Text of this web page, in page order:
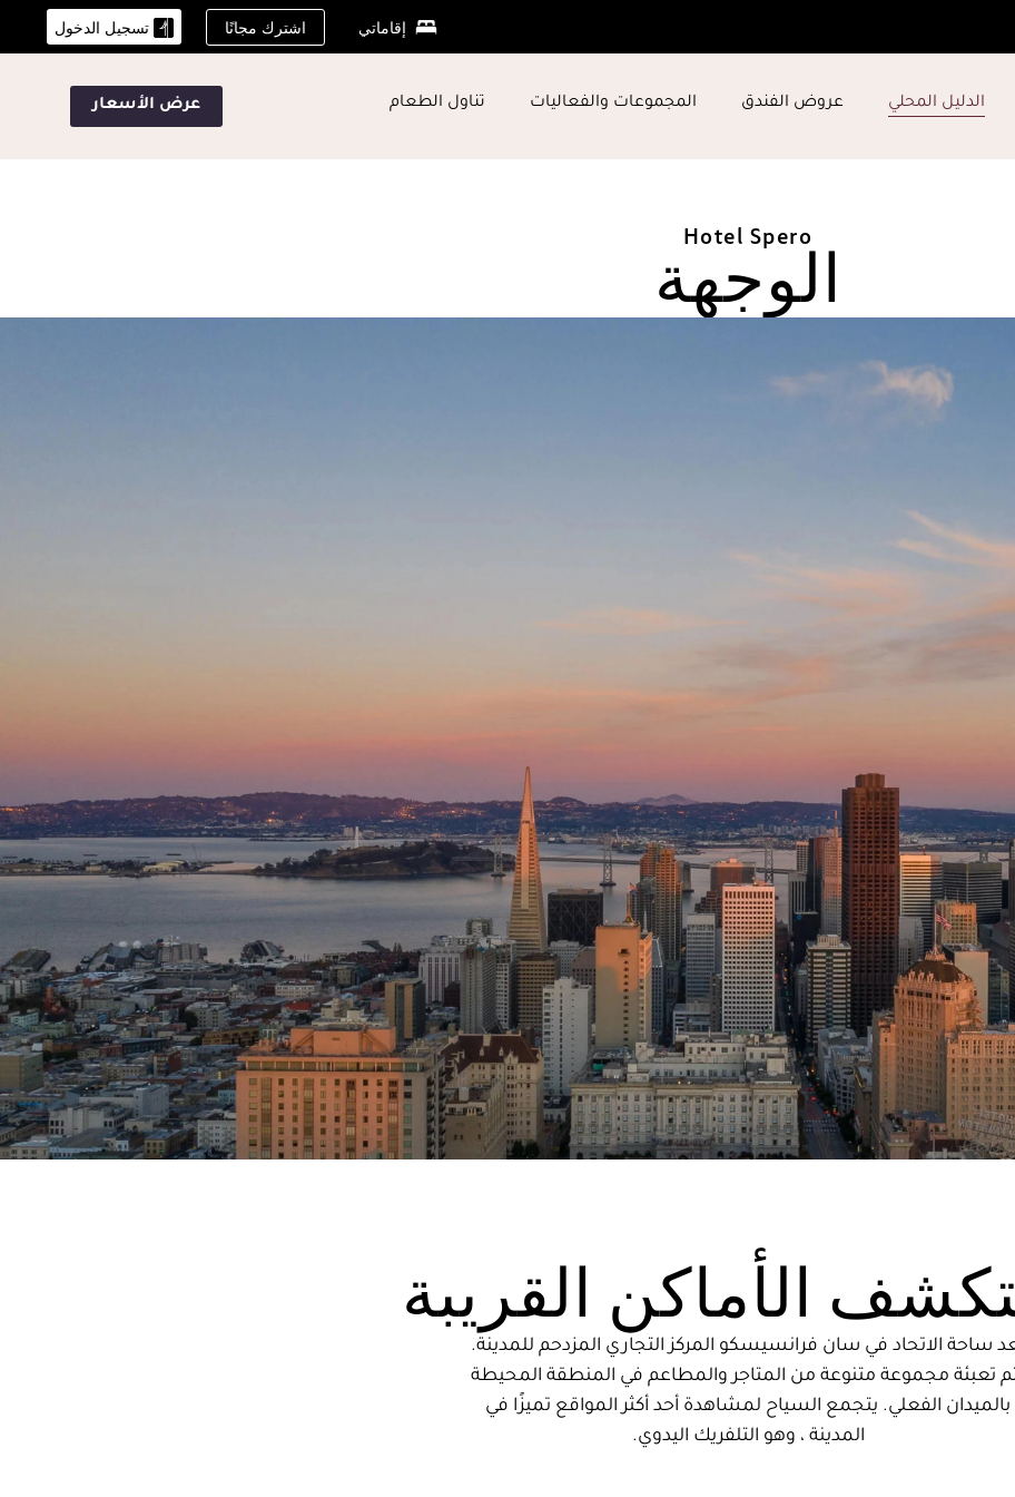
إقاماتي اشترك مجانًا تسجيل الدخول
الدليل المحلي عروض الفندق المجموعات والفعاليات تناول الطعام عرض الأسعار
Hotel Spero
الوجهة
الأماكن القريبة
ساحة الاتحاد في سان فرانسيسكو المركز التجاري المزدحم للمدينة.
تعبئة مجموعة متنوعة من المتاجر والمطاعم في المنطقة المحيطة
بالميدان الفعلي. يتجمع السياح لمشاهدة أحد أكثر المواقع تميزًا في
المدينة ، وهو التلفريك اليدوي.